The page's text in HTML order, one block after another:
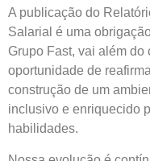
A publicação do
Salarial é uma
Grupo Fast, vai além
oportunidade de
construção de um
inclusivo e enriquecido
habilidades.